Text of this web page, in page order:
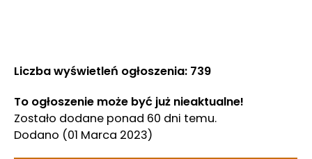
Liczba wyświetleń ogłoszenia: 739
To ogłoszenie może być już nieaktualne!
Zostało dodane ponad 60 dni temu.
Dodano (01 Marca 2023)